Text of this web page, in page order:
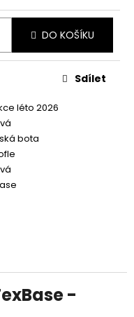
DO KOŠÍKU
léto 2026
bota
Sdílet
-